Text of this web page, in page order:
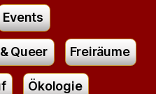
Events
Queer Freiräume
Ökologie